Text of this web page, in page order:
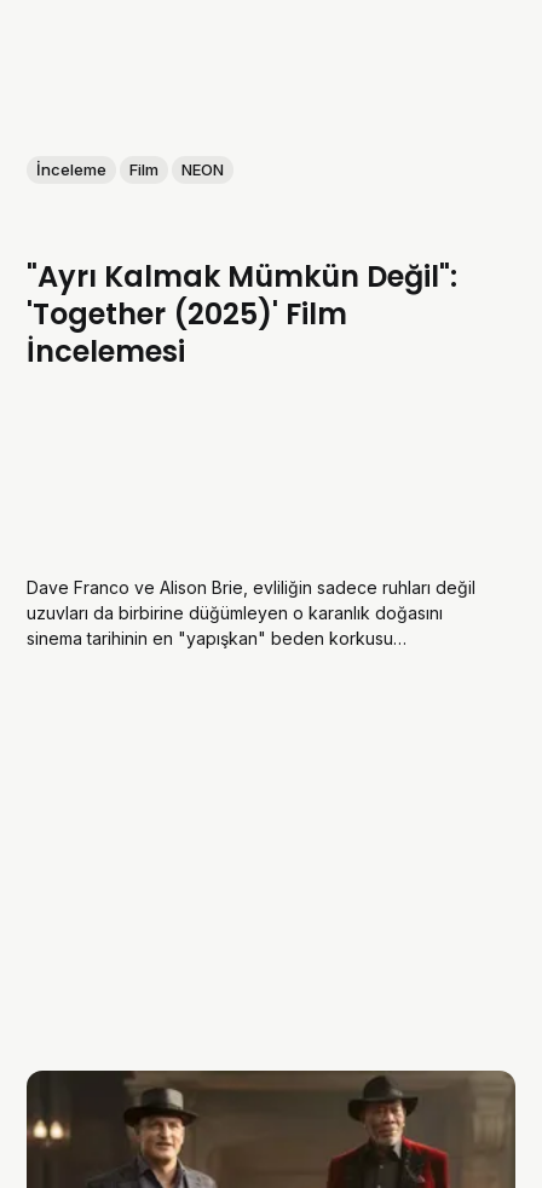
İnceleme Film NEON
"Ayrı Kalmak Mümkün Değil":
'Together (2025)' Film
İncelemesi
Dave Franco ve Alison Brie, evliliğin sadece ruhları değil
uzuvları da birbirine düğümleyen o karanlık doğasını
sinema tarihinin en "yapışkan" beden korkusu